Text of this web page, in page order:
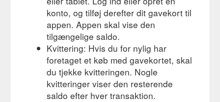
konto, og tilføj derefter dit gavekort til
appen. Appen skal vise den
tilgængelige saldo.
Kvittering: Hvis du for nylig har
foretaget et køb med gavekortet, skal
du tjekke kvitteringen. Nogle
kvitteringer viser den resterende
saldo efter hver transaktion.